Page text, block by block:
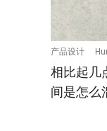
产品设计
相比起几
间是怎么